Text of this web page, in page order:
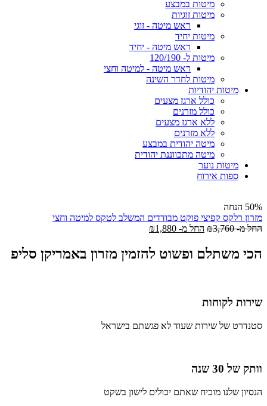
מיטות במבצע
מיטות זוגיות
ראש מיטה - זוגי
מיטות יחיד
ראש מיטה - יחיד
מיטות ל- 120/190
ראש מיטה - למיטה וחצי
מיטות לחדר השינה
מיטות יהודיות
כולל ארגז מצעים
כולל מזרנים
ללא ארגז מצעים
ללא מזרנים
מיטה יהודית במבצע
מיטה מתכווננת יהודית
מיטות נוער
ספות אירוח
50% הנחה
מזרון רלקס קפיצי פוקט מבודדים המשלב לטקס למיטה וחצי
החל מ-
₪3,760 החל מ- ₪1,880
הכי משתלם ופשוט להזמין מזרון באמריקן סליפ
שירות לקוחות
סטנדרט של שירות שעוד לא פגשתם בישראל
וותק של 30 שנה
הנסיון שלנו מוכיח שאתם יכולים לישון בשקט